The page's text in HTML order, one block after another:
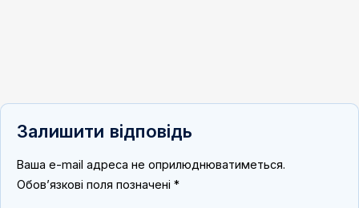
Залишити відповідь
Ваша e-mail адреса не оприлюднюватиметься.
Обов’язкові поля позначені *